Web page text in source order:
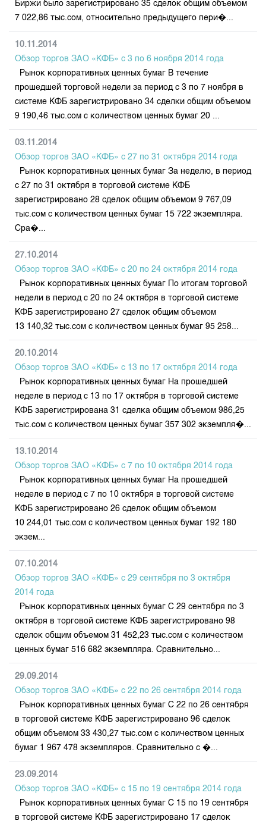
Биржи было зарегистрировано 35 сделок общим объемом
7 022,86 тыс.сом, относительно предыдущего пери�...
10.11.2014
Обзор торгов ЗАО «КФБ» с 3 по 6 ноября 2014 года
Рынок корпоративных ценных бумаг В течение
прошедшей торговой недели за период с 3 по 7 ноября в
системе КФБ зарегистрировано 34 сделки общим объемом
9 190,46 тыс.сом с количеством ценных бумаг 20 ...
03.11.2014
Обзор торгов ЗАО «КФБ» с 27 по 31 октября 2014 года
Рынок корпоративных ценных бумаг За неделю, в период
с 27 по 31 октября в торговой системе КФБ
зарегистрировано 28 сделок общим объемом 9 767,09
тыс.сом с количеством ценных бумаг 15 722 экземпляра.
Сра�...
27.10.2014
Обзор торгов ЗАО «КФБ» с 20 по 24 октября 2014 года
Рынок корпоративных ценных бумаг По итогам торговой
недели в период с 20 по 24 октября в торговой системе
КФБ зарегистрировано 27 сделок общим объемом
13 140,32 тыс.сом с количеством ценных бумаг 95 258...
20.10.2014
Обзор торгов ЗАО «КФБ» с 13 по 17 октября 2014 года
Рынок корпоративных ценных бумаг На прошедшей
неделе в период с 13 по 17 октября в торговой системе
КФБ зарегистрирована 31 сделка общим объемом 986,25
тыс.сом с количеством ценных бумаг 357 302 экземпля�...
13.10.2014
Обзор торгов ЗАО «КФБ» с 7 по 10 октября 2014 года
Рынок корпоративных ценных бумаг На прошедшей
неделе в период с 7 по 10 октября в торговой системе
КФБ зарегистрировано 26 сделок общим объемом
10 244,01 тыс.сом с количеством ценных бумаг 192 180
экзем...
07.10.2014
Обзор торгов ЗАО «КФБ» с 29 сентября по 3 октября
2014 года
Рынок корпоративных ценных бумаг С 29 сентября по 3
октября в торговой системе КФБ зарегистрировано 98
сделок общим объемом 31 452,23 тыс.сом с количеством
ценных бумаг 516 682 экземпляра. Сравнительно...
29.09.2014
Обзор торгов ЗАО «КФБ» с 22 по 26 сентября 2014 года
Рынок корпоративных ценных бумаг С 22 по 26 сентября
в торговой системе КФБ зарегистрировано 96 сделок
общим объемом 33 430,27 тыс.сом с количеством ценных
бумаг 1 967 478 экземпляров. Сравнительно с �...
23.09.2014
Обзор торгов ЗАО «КФБ» с 15 по 19 сентября 2014 годa
Рынок корпоративных ценных бумаг С 15 по 19 сентября
в торговой системе КФБ зарегистрировано 17 сделок